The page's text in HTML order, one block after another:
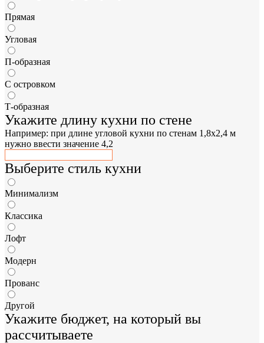
Прямая
Угловая
П-образная
С островком
Т-образная
Укажите длину кухни по стене
Например: при длине угловой кухни по стенам 1,8x2,4 м
нужно ввести значение 4,2
Выберите стиль кухни
Минимализм
Классика
Лофт
Модерн
Прованс
Другой
Укажите бюджет, на который вы
рассчитываете